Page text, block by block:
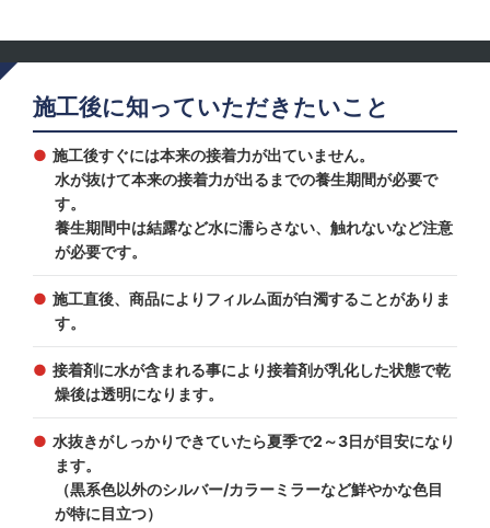
施工後に知っていただきたいこと
施工後すぐには本来の接着力が出ていません。
水が抜けて本来の接着力が出るまでの養生期間が必要で
す。
養生期間中は結露など水に濡らさない、触れないなど注意
が必要です。
施工直後、商品によりフィルム面が白濁することがありま
す。
接着剤に水が含まれる事により接着剤が乳化した状態で乾
燥後は透明になります。
水抜きがしっかりできていたら夏季で2～3日が目安になり
ます。
（黒系色以外のシルバー/カラーミラーなど鮮やかな色目
が特に目立つ）